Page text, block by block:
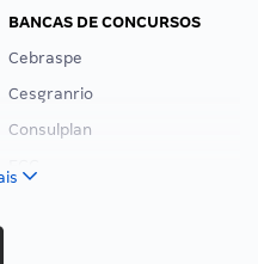
BANCAS DE CONCURSOS
Cebraspe
Cesgranrio
Consulplan